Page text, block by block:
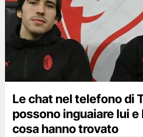
Le chat nel telefono di
possono inguaiare lui e
cosa hanno trovato